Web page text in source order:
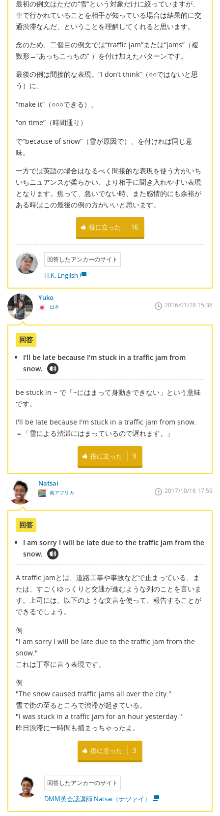
最初の例文はただの“雪”という対象だけに絞っていますが、
車で行かれていることを相手が知っている場合は結果的に交
通渋滞なんだ、ということを理解してくれると思います。
念のため、二個目の例文では“traffic jam”または“jams”（複
数形→“あっちこっちの” ）を付け加えたパターンです。
最後の例は間接的な表現。“I don’t think”（○○ではないと思
う）に、
“make it”（○○○できる）、
“on time”（時間通り）
で“because of snow”（雪が原因で）、を付ければ同じ意
味。
一方では英語の場合はなるべく間接的な表現を使う方がいち
いちニュアンスが柔らかい、より相手に聞き入れやすい表現
となります。焦って、急いでない時、また感情的にも余裕が
ある時はこの最後の例の方がいいと思います。
役に立った 16
回答したアンカーのサイト
H.K. English
Yuko
日本 2016/01/28 15:36
回答
I'll be late because I'm stuck in a traffic jam from
snow.
be stuck in ~ で「~にはまって身動きできない」という意味
です。
I'll be late because I'm stuck in a traffic jam from snow.
＝「雪による渋滞にはまっているので遅れます。」
役に立った 9
Natsai
南アフリカ 2017/10/16 17:59
回答
I am sorry I will be late due to the traffic jam from the
snow.
A traffic jamとは、道路工事や事故などで止まっている、ま
たは、すごくゆっくりと交通が進むような列のことを言いま
す。上司には、以下のような文言を使って、報告することが
できるでしょう。
例
"I am sorry I will be late due to the traffic jam from the
snow."
これは丁寧に言う表現です。
例
"The snow caused traffic jams all over the city."
雪で街の至るところで渋滞が起きている。
"I was stuck in a traffic jam for an hour yesterday."
昨日渋滞に一時間も捕まっちゃったよ。
役に立った 3
回答したアンカーのサイト
DMM英会話講師 Natsai（ナツァイ）